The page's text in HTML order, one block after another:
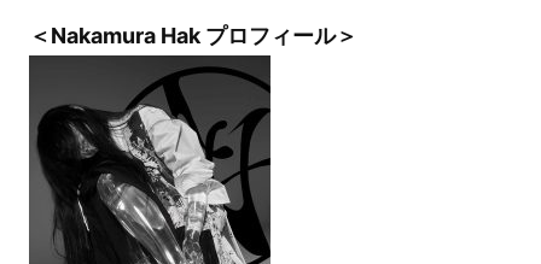
＜Nakamura Hak プロフィール＞